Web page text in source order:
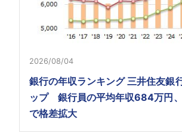
2026/08/04
銀行の年収ランキング 三井住友銀
ップ 銀行員の平均年収684万円
で格差拡大